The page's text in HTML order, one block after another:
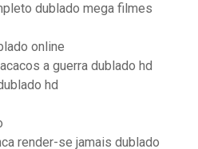
dublado mega filmes
online
a guerra dublado hd
hd
render-se jamais dublado